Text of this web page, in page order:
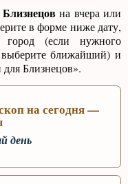
на вчера или
в форме ниже дату,
город (если нужного
выберите ближайший) и
Близнецов».
на сегодня—
день